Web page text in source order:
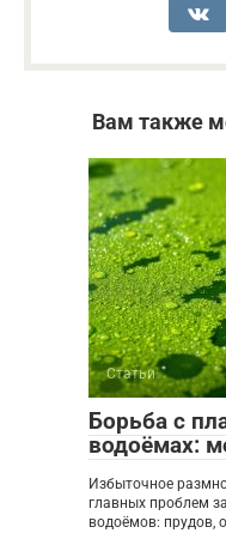
Вам также
Статьи
Борьба с
водоёмах:
Избыточное
главных проблем
водоёмов: прудов,